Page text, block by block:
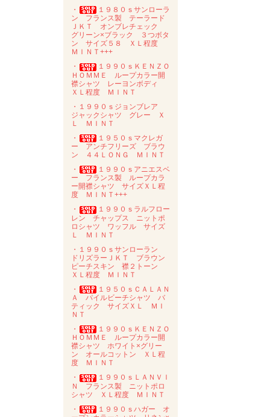
・
１９８０ｓサンローラ
ン フランス製 テーラード
ＪＫＴ オンブレチェック
グリーン×ブラック ３つボタ
ン サイズ５８ ＸＬ程度
ＭＩＮＴ+++
・
１９９０ｓＫＥＮＺＯ
ＨＯＭＭＥ ループカラー開
襟シャツ レーヨンボディ
ＸＬ程度 ＭＩＮＴ
・１９９０ｓジョンブレア
ジャックシャツ グレー Ｘ
Ｌ ＭＩＮＴ
・
１９５０ｓマクレガ
ー アンチフリーズ ブラウ
ン ４４ＬＯＮＧ ＭＩＮＴ
・
１９９０ｓアニエスベ
ー フランス製 ループカラ
ー開襟シャツ サイズＸＬ程
度 ＭＩＮＴ+++
・
１９９０ｓラルフロー
レン チャップス ニットポ
ロシャツ ワッフル サイズ
Ｌ ＭＩＮＴ
・１９９０ｓサンローラン
ドリズラーＪＫＴ ブラウン
ピーチスキン 襟２トーン
ＸＬ程度 ＭＩＮＴ
・
１９５０ｓＣＡＬＡＮ
Ａ パイルビーチシャツ バ
ティック サイズＸＬ ＭＩ
ＮＴ
・
１９９０ｓＫＥＮＺＯ
ＨＯＭＭＥ ループカラー開
襟シャツ ホワイト×グリー
ン オールコットン ＸＬ程
度 ＭＩＮＴ
・
１９９０ｓＬＡＮＶＩ
Ｎ フランス製 ニットポロ
シャツ ＸＬ程度 ＭＩＮＴ
・
１９９０ｓハガー オ